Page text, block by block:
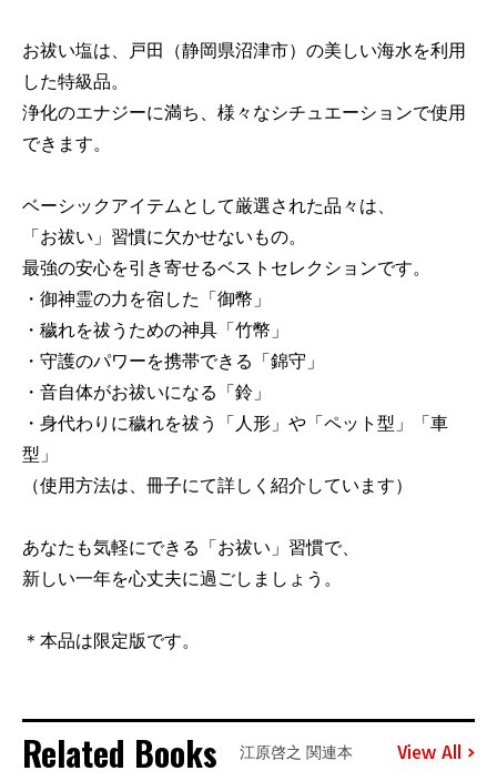
お祓い塩は、戸田（静岡県沼津市）の美しい海水を利用
した特級品。
浄化のエナジーに満ち、様々なシチュエーションで使用
できます。
ベーシックアイテムとして厳選された品々は、
「お祓い」習慣に欠かせないもの。
最強の安心を引き寄せるベストセレクションです。
・御神霊の力を宿した「御幣」
・穢れを祓うための神具「竹幣」
・守護のパワーを携帯できる「錦守」
・音自体がお祓いになる「鈴」
・身代わりに穢れを祓う「人形」や「ペット型」「車
型」
（使用方法は、冊子にて詳しく紹介しています）
あなたも気軽にできる「お祓い」習慣で、
新しい一年を心丈夫に過ごしましょう。
＊本品は限定版です。
Related Books 江原啓之 関連本 View All